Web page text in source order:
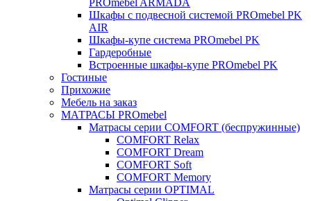
PROmebel ARMADA
Шкафы с подвесной системой PROmebel PK
AIR
Шкафы-купе система PROmebel PK
Гардеробные
Встроенные шкафы-купе PROmebel PK
Гостиные
Прихожие
Мебель на заказ
МАТРАСЫ PROmebel
Матрасы серии COMFORT (беспружинные)
COMFORT Relax
COMFORT Dream
COMFORT Soft
COMFORT Memory
Матрасы серии OPTIMAL